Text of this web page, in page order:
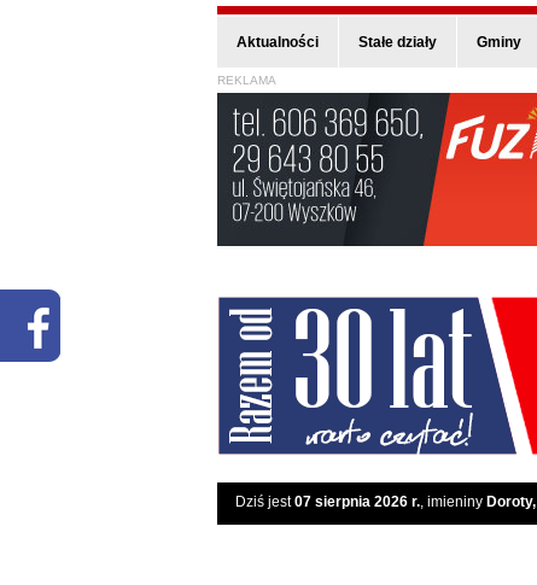
Aktualności Stałe działy Gminy
REKLAMA
Dziś jest07 sierpnia 2026 r., imieniny